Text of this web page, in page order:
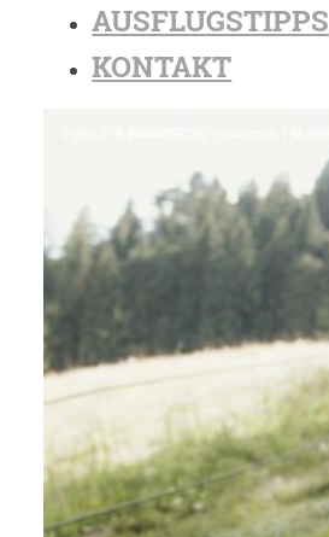
AUSFLUGSTIPPS
KONTAKT